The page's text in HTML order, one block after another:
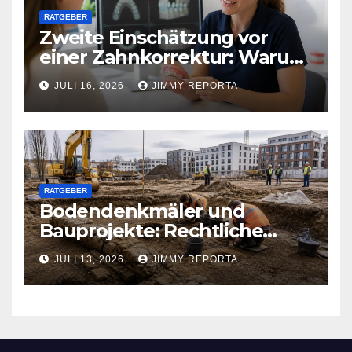
RATGEBER
Zweite Einschätzung vor
einer Zahnkorrektur: Warum
sich ein weiterer Blick lohnen
kann
JULI 16, 2026 JIMMY REPORTA
RATGEBER
Bodendenkmäler und
Bauprojekte: Rechtliche
Pflichten und praktischer
Ablauf
JULI 13, 2026 JIMMY REPORTA